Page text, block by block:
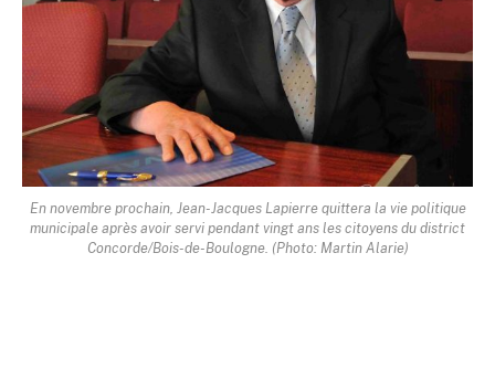
En novembre prochain, Jean-Jacques Lapierre quittera la vie politique
municipale après avoir servi pendant vingt ans les citoyens du district
Concorde/Bois-de-Boulogne. (Photo: Martin Alarie)